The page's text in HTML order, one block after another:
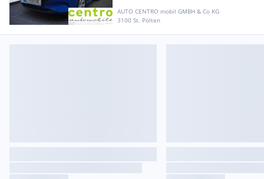
AUTO CENTRO mobil GMBH & Co KG
3100 St. Pölten